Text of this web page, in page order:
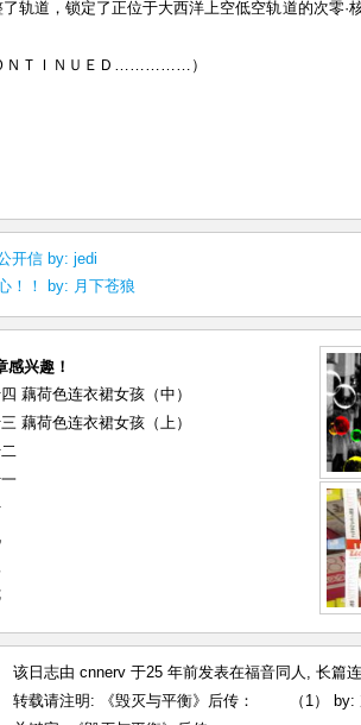
轨道，锁定了正位于大西洋上空低空轨道的次零·
ＴＩＮＵＥＤ……………）
开信 by: jedi
！！ by: 月下苍狼
感兴趣！
藕荷色连衣裙女孩（中）
藕荷色连衣裙女孩（上）
该日志由 cnnerv 于25 年前发表在福音同人 , 长篇
转载请注明:
《毁灭与平衡》后传： （1） by: